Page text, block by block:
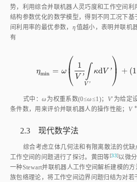
势，利用综合并联机器人灵巧度和工作空间
结构参数优化的数学模型，得到不同工况下
间利用率的最优参数， η值越小，表明并联机
有
ηmin = ω⎛
⎝
⎜ 1
V ' ∫
V '
κd V '⎞
⎠⎟ + (1
η mi n =ω1 V ∫V'κdV' +1- ω
式中：ω 为权重系数(0≤ω≤1)； V' 为给定
条件数，用来评价并联机器人的操作性能； V *
2.3 现代数学法
综合考虑立体几何法和有限离散法的优
工作空间的问题进行了探讨。黄田等[33]以微
一种Stewart并联机器人工作空间解析建模的
族包络理论，将工作空间边界问题归结为对若